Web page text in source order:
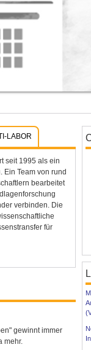
LABOR
seit 1995 als ein
Ein Team von rund
bearbeitet
verbinden. Die
für
gewinnt immer
mehr.